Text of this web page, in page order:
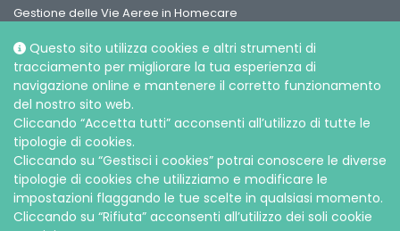
Questo sito utilizza cookies e altri strumenti di
tracciamento per migliorare la tua esperienza di
navigazione online e mantenere il corretto funzionamento
del nostro sito web.
Cliccando “Accetta tutti” acconsenti all’utilizzo di tutte le
tipologie di cookies.
Cliccando su “Gestisci i cookies” potrai conoscere le diverse
tipologie di cookies che utilizziamo e modificare le
impostazioni flaggando le tue scelte in qualsiasi momento.
Cliccando su “Rifiuta” acconsenti all’utilizzo dei soli cookie
Gestione delle Vie Aeree in Homecare
Gamma Ossigeno & Aerosol Terapia Home Care
Social media